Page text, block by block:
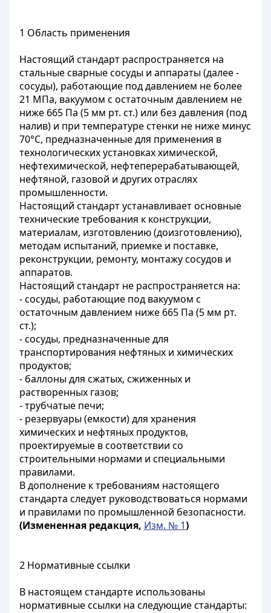
1 Область применения
Настоящий стандарт распространяется на
стальные сварные сосуды и аппараты (далее -
сосуды), работающие под давлением не более
21 МПа, вакуумом с остаточным давлением не
ниже 665 Па (5 мм рт. ст.) или без давления (под
налив) и при температуре стенки не ниже минус
70°С, предназначенные для применения в
технологических установках химической,
нефтехимической, нефтеперерабатывающей,
нефтяной, газовой и других отраслях
промышленности.
Настоящий стандарт устанавливает основные
технические требования к конструкции,
материалам, изготовлению (доизготовлению),
методам испытаний, приемке и поставке,
реконструкции, ремонту, монтажу сосудов и
аппаратов.
Настоящий стандарт не распространяется на:
- сосуды, работающие под вакуумом с
остаточным давлением ниже 665 Па (5 мм рт.
ст.);
- сосуды, предназначенные для
транспортирования нефтяных и химических
продуктов;
- баллоны для сжатых, сжиженных и
растворенных газов;
- трубчатые печи;
- резервуары (емкости) для хранения
химических и нефтяных продуктов,
проектируемые в соответствии со
строительными нормами и специальными
правилами.
В дополнение к требованиям настоящего
стандарта следует руководствоваться нормами
и правилами по промышленной безопасности.
(Измененная редакция, Изм. № 1)
2 Нормативные ссылки
В настоящем стандарте использованы
нормативные ссылки на следующие стандарты: